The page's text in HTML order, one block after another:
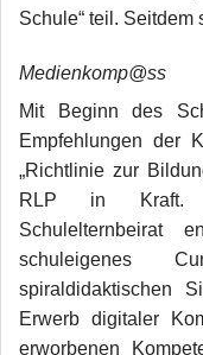
Schule“ teil.
Medienkomp@ss
Mit Beginn des
Empfehlungen der
„Richtlinie zur
RLP in Kraft.
Schulelternbeirat
schuleigenes
spiraldidaktischen
Erwerb digitaler
erworbenen